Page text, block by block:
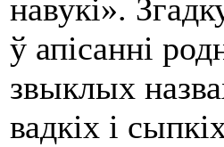
навукі».
ў апісанні
звыклых
вадкіх i